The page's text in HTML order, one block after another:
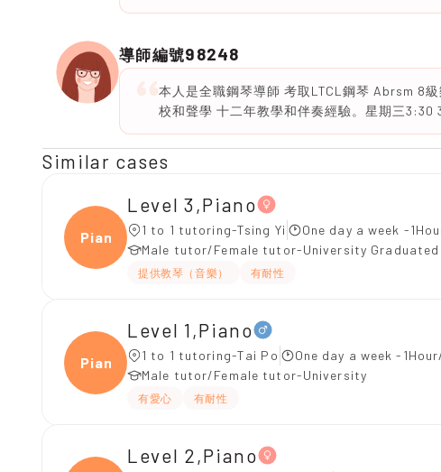
導師編號98248
本人是全職鋼琴導師 考取LTCL鋼琴 Abrsm 8
校和聲學 十二年教學和伴奏經驗。星期三3:30
Similar cases
Piano
Level 3,Piano
1 to 1 tutoring-Tsing Yi
One day a week -
Male tutor/Female tutor-University Graduated
提供教琴（音樂） 有耐性
Piano
Level 1,Piano
1 to 1 tutoring-Tai Po
One day a week -
Male tutor/Female tutor-University
有愛心 有耐性
Level 2,Piano